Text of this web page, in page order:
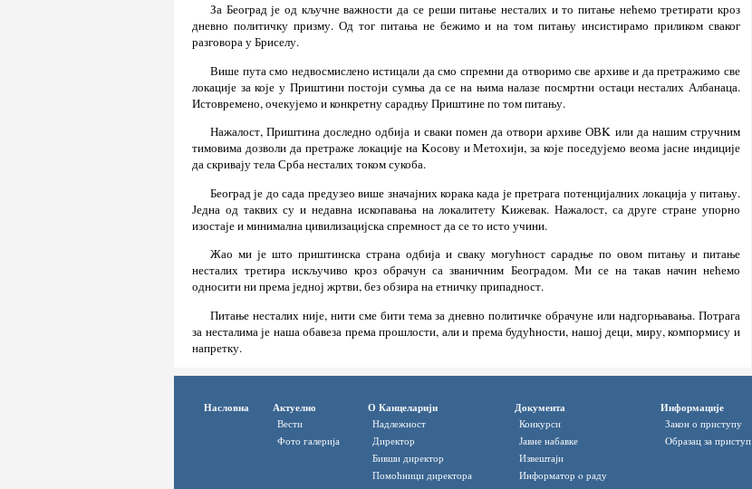
За Београд је од кључне важности да се реши питање несталих и то питање нећемо третирати кроз
дневно политичку призму. Од тог питања не бежимо и на том питању инсистирамо приликом сваког
разговора у Бриселу.
Више пута смо недвосмислено истицали да смо спремни да отворимо све архиве и да претражимо све
локације за које у Приштини постоји сумња да се на њима налазе посмртни остаци несталих Албанаца.
Истовремено, очекујемо и конкретну сарадњу Приштине по том питању.
Нажалост, Приштина доследно одбија и сваки помен да отвори архиве ОВK или да нашим стручним
тимовима дозволи да претраже локације на Kосову и Метохији, за које поседујемо веома јасне индиције
да скривају тела Срба несталих током сукоба.
Београд је до сада предузео више значајних корака када је претрага потенцијалних локација у питању.
Једна од таквих су и недавна ископавања на локалитету Kижевак. Нажалост, са друге стране упорно
изостаје и минимална цивилизацијска спремност да се то исто учини.
Жао ми је што приштинска страна одбија и сваку могућност сарадње по овом питању и питање
несталих третира искључиво кроз обрачун са званичним Београдом. Ми се на такав начин нећемо
односити ни према једној жртви, без обзира на етничку припадност.
Питање несталих није, нити сме бити тема за дневно политичке обрачуне или надгорњавања. Потрага
за несталима је наша обавеза према прошлости, али и према будућности, нашој деци, миру, компормису и
напретку.
Насловна Актуелно
Вести
Фото галерија
О Канцеларији
Надлежност
Директор
Бивши директор
Помоћници директора
Документа
Конкурси
Јавне набавке
Извештаји
Информатор o раду
Информације
Закон о приступу
Oбразац за приступ